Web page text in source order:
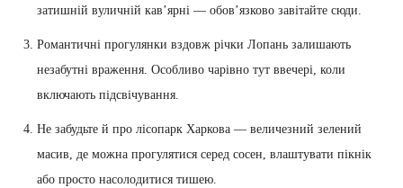
затишній вуличній кав’ярні — обов’язково завітайте сюди.
Романтичні прогулянки вздовж річки Лопань залишають
незабутні враження. Особливо чарівно тут ввечері, коли
включають підсвічування.
Не забудьте й про лісопарк Харкова — величезний зелений
масив, де можна прогулятися серед сосен, влаштувати пікнік
або просто насолодитися тишею.